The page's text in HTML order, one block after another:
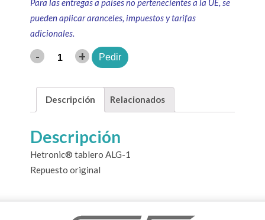
Para las entregas a países no pertenecientes a la UE, se
pueden aplicar aranceles, impuestos y tarifas
adicionales.
- + Pedir
Descripción Relacionados
Descripción
Hetronic® tablero ALG-1
Repuesto original